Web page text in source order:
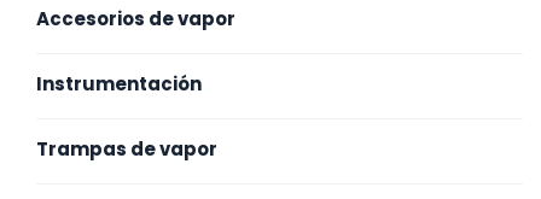
Accesorios de vapor
Instrumentación
Trampas de vapor